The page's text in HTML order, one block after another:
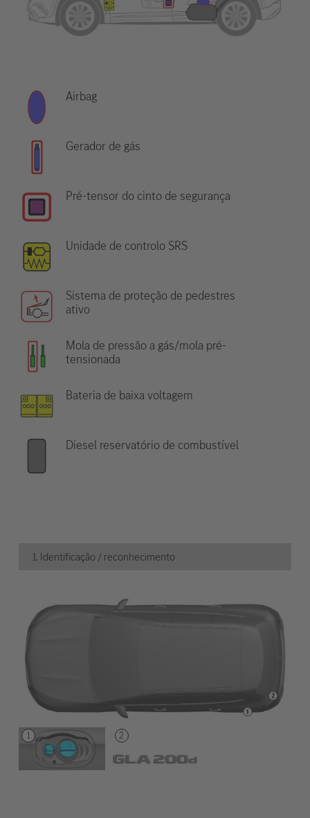
Airbag
Gerador de gás
Pré-tensor do cinto de segurança
Unidade de controlo SRS
Sistema de proteção de pedestres
ativo
Mola de pressão a gás/mola pré-
tensionada
Bateria de baixa voltagem
Diesel reservatório de combustível
1. Identificação / reconhecimento